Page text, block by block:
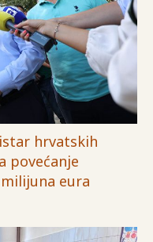
hrvatskih
povećanje
eura